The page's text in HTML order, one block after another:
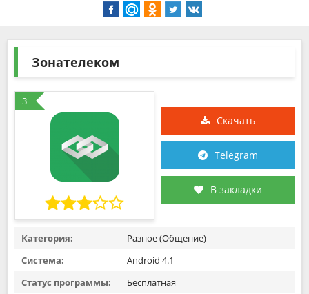
Зонателеком
3
Скачать
Telegram
В закладки
Категория:
Разное (Общение)
Система:
Android 4.1
Статус программы:
Бесплатная